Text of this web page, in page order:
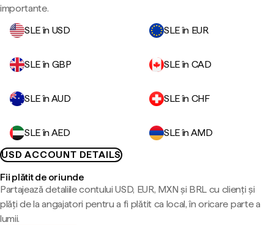
importante.
SLE în USD
SLE în EUR
SLE în GBP SLE în CAD
SLE în AUD SLE în CHF
SLE în AED
SLE în AMD
USD ACCOUNT DETAILS
Fii plătit de oriunde
Partajează detaliile contului USD, EUR, MXN și BRL cu clienți și
plăți de la angajatori pentru a fi plătit ca local, în oricare parte a
lumii.